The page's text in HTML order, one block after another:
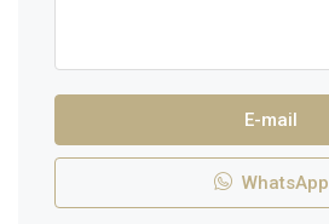
E-mail
WhatsApp